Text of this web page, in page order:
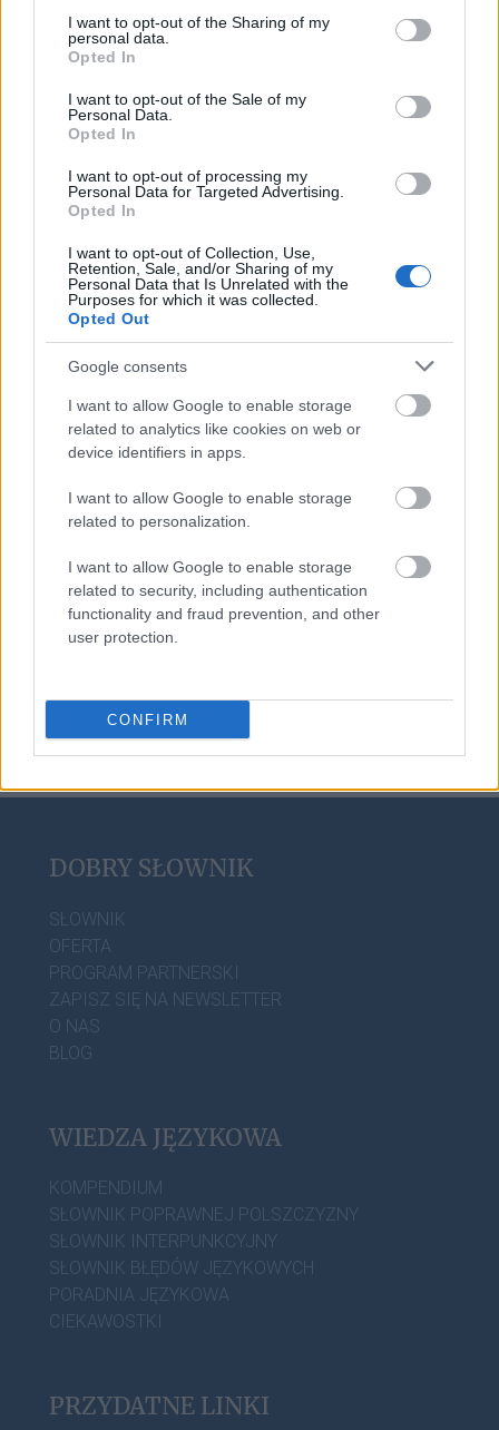
not limited to your visit or usage behaviour. You may click to
grant or deny consent to Google and its third-party tags to
use your data for below specified purposes in below Google
consent section.
I want to opt-out of the Sharing of my
personal data.
Opted In
I want to opt-out of the Sale of my
Personal Data.
Opted In
I want to opt-out of processing my
Personal Data for Targeted Advertising.
Opted In
I want to opt-out of Collection, Use,
Retention, Sale, and/or Sharing of my
Personal Data that Is Unrelated with the
Purposes for which it was collected.
Opted Out
Google consents
I want to allow Google to enable storage
related to analytics like cookies on web or
device identifiers in apps.
I want to allow Google to enable storage
related to personalization.
I want to allow Google to enable storage
related to security, including authentication
functionality and fraud prevention, and other
user protection.
CONFIRM
Mogą Cię zainteresować również hasła
laryngolog
asekuracja
DOBRY SŁOWNIK
SŁOWNIK
OFERTA
PROGRAM PARTNERSKI
ZAPISZ SIĘ NA NEWSLETTER
O NAS
BLOG
WIEDZA JĘZYKOWA
KOMPENDIUM
SŁOWNIK POPRAWNEJ POLSZCZYZNY
SŁOWNIK INTERPUNKCYJNY
SŁOWNIK BŁĘDÓW JĘZYKOWYCH
PORADNIA JĘZYKOWA
CIEKAWOSTKI
PRZYDATNE LINKI